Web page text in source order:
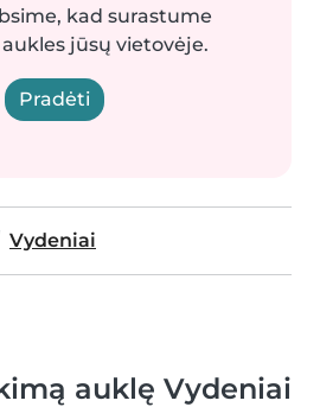
kad surastume
jūsų vietovėje.
Pradėti
Vydeniai
auklę Vydeniai